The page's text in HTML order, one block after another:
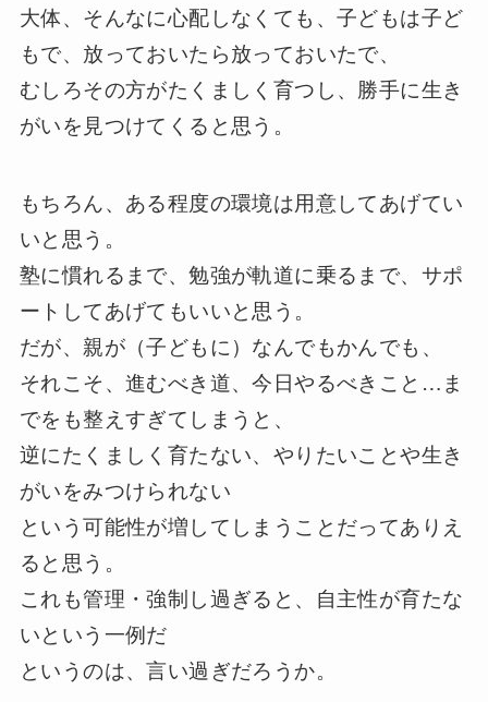
大体、そんなに心配しなくても、子どもは子ど
もで、放っておいたら放っておいたで、
むしろその方がたくましく育つし、勝手に生き
がいを見つけてくると思う。
もちろん、ある程度の環境は用意してあげてい
いと思う。
塾に慣れるまで、勉強が軌道に乗るまで、サポ
ートしてあげてもいいと思う。
だが、親が（子どもに）なんでもかんでも、
それこそ、進むべき道、今日やるべきこと…ま
でをも整えすぎてしまうと、
逆にたくましく育たない、やりたいことや生き
がいをみつけられない
という可能性が増してしまうことだってありえ
ると思う。
これも管理・強制し過ぎると、自主性が育たな
いという一例だ
というのは、言い過ぎだろうか。